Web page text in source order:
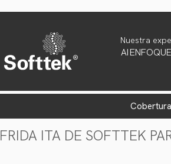
Nuestra
AIENFOQUE
FRIDA ITA DE SOFTTEK